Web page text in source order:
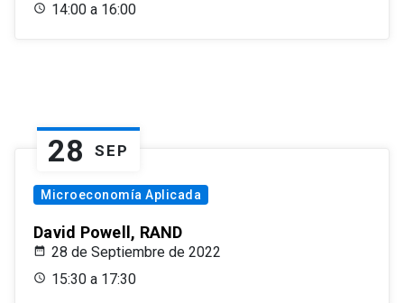
14:00 a 16:00
28 SEP
Microeconomía Aplicada
David Powell, RAND
28 de Septiembre de 2022
15:30 a 17:30